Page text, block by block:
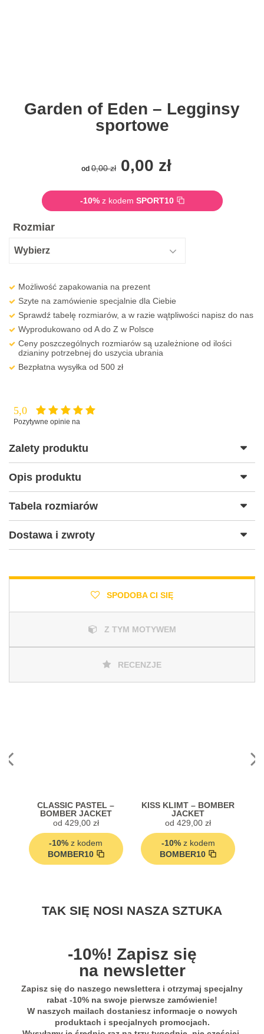
Garden of Eden – Legginsy
sportowe
od0,00zł 0,00 zł
-10%z kodem SPORT10
Rozmiar
Możliwość zapakowania na prezent
Szyte na zamówienie specjalnie dla Ciebie
Sprawdź tabelę rozmiarów, a w razie wątpliwości napisz do nas
Wyprodukowano od A do Z w Polsce
Ceny poszczególnych rozmiarów są uzależnione od ilości
dzianiny potrzebnej do uszycia ubrania
Bezpłatna wysyłka od 500 zł
5,0
Pozytywne opinie na
Zalety produktu
Opis produktu
Tabela rozmiarów
Dostawa i zwroty
SPODOBA CI SIĘ
Z TYM MOTYWEM
RECENZJE
CLASSIC PASTEL –
BOMBER JACKET
od 429,00 zł
-10% z kodem
BOMBER10
KISS KLIMT – BOMBER
JACKET
od429,00zł
-10%z kodem
BOMBER10
TOP SPORTOWY
od249,00zł
-10%z kodem
SPORT10
SZAL OZDOBNY
249,00zł
-20%z kodem
SZALE20
extremely luxurious! Highly recommend.
Oceniono5
na 5
Zjednoczonych
- opinia z Etsy
TAK SIĘ NOSI NASZA SZTUKA
-10%! Zapisz się
na newsletter
Zapisz się do naszego newslettera i otrzymaj specjalny
rabat -10% na swoje pierwsze zamówienie!
W naszych mailach dostaniesz informacje o nowych
produktach i specjalnych promocjach.